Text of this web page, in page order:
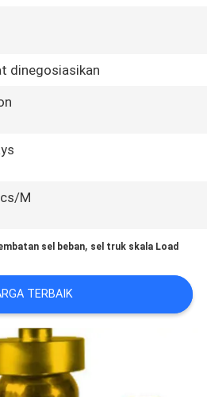
dinegosiasikan
M
sel beban, sel truk skala Load
TERBAIK